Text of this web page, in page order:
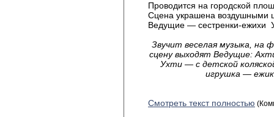
Проводится на городской
Сцена украшена воздушными
Ведущие — сестренки-ежихи
Звучит веселая музыка, на
сцену выходят Ведущие:
Ухти — с детской
игрушка —
Смотреть текст полностью